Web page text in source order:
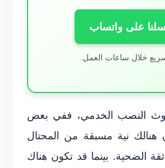
على واتساب
خلال ساعات العمل.
النصب الخدمي، ففي بعض
هنالك نية مسبقة من المحتال
الضحية. بينما قد تكون هناك